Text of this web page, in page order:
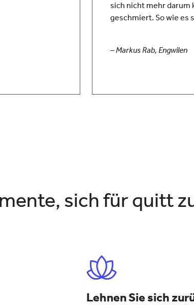
sich nicht mehr darum
geschmiert. So wie es
–Markus Rab, Engwilen
sich für quitt
Lehnen Sie sich